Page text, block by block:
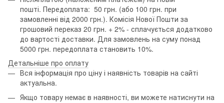
пошті. Передоплата: 50 грн. (або 100 грн. при
замовленні від 2000 грн.). Комісія Нової Пошти за
грошовий переказ 20 грн. + 2% - сплачується додатково
до вартості доставки. Для замовлень на суму понад
5000 грн. передоплата становить 10%.
Детальніше про оплату
Вся інформація про ціну і наявність товарів на сайті
актуальна.
Якщо товару немає в наявності, ви можете натиснути на